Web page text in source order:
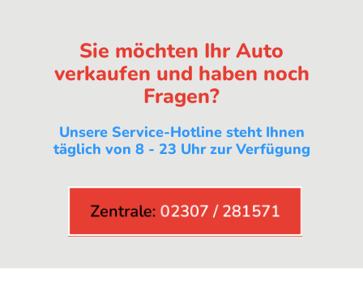
Sie möchten Ihr Auto
verkaufen und haben noch
Fragen?
Unsere Service-Hotline steht Ihnen
täglich von 8 - 23 Uhr zur Verfügung
Zentrale: 02307 / 281571